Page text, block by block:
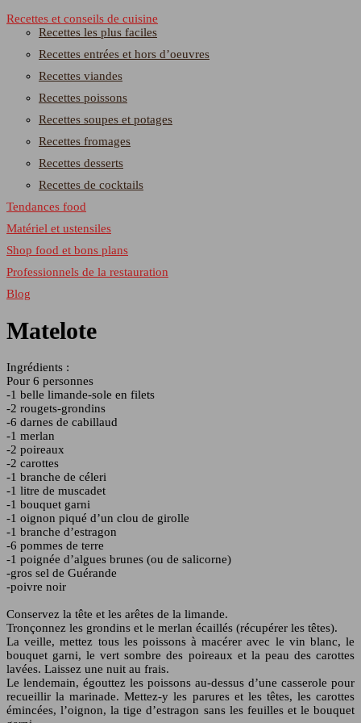
Recettes et conseils de cuisine
Recettes les plus faciles
Recettes entrées et hors d’oeuvres
Recettes viandes
Recettes poissons
Recettes soupes et potages
Recettes fromages
Recettes desserts
Recettes de cocktails
Tendances food
Matériel et ustensiles
Shop food et bons plans
Professionnels de la restauration
Blog
Matelote
Ingrédients :
Pour 6 personnes
-1 belle limande-sole en filets
-2 rougets-grondins
-6 darnes de cabillaud
-1 merlan
-2 poireaux
-2 carottes
-1 branche de céleri
-1 litre de muscadet
-1 bouquet garni
-1 oignon piqué d’un clou de girolle
-1 branche d’estragon
-6 pommes de terre
-1 poignée d’algues brunes (ou de salicorne)
-gros sel de Guérande
-poivre noir
Conservez la tête et les arêtes de la limande.
Tronçonnez les grondins et le merlan écaillés (récupérer les têtes).
La veille, mettez tous les poissons à macérer avec le vin blanc, le
bouquet garni, le vert sombre des poireaux et la peau des carottes
lavées. Laissez une nuit au frais.
Le lendemain, égouttez les poissons au-dessus d’une casserole pour
recueillir la marinade. Mettez-y les parures et les têtes, les carottes
émincées, l’oignon, la tige d’estragon sans les feuilles et le bouquet